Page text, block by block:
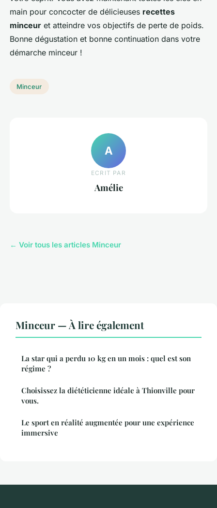
main pour concocter de délicieuses recettes
minceur et atteindre vos objectifs de perte de poids.
Bonne dégustation et bonne continuation dans votre
démarche minceur !
Minceur
A
ECRIT PAR
Amélie
← Voir tous les articles Minceur
Minceur — À lire également
La star qui a perdu 10 kg en un mois : quel est son
régime ?
Choisissez la diététicienne idéale à Thionville pour
vous.
Le sport en réalité augmentée pour une expérience
immersive